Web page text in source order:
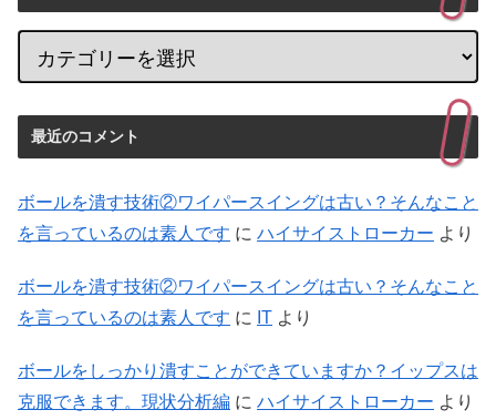
最近のコメント
ボールを潰す技術②ワイパースイングは古い？そんなこと
を言っているのは素人です に ハイサイストローカー より
ボールを潰す技術②ワイパースイングは古い？そんなこと
を言っているのは素人です に IT より
ボールをしっかり潰すことができていますか？イップスは
克服できます。現状分析編 に ハイサイストローカー より